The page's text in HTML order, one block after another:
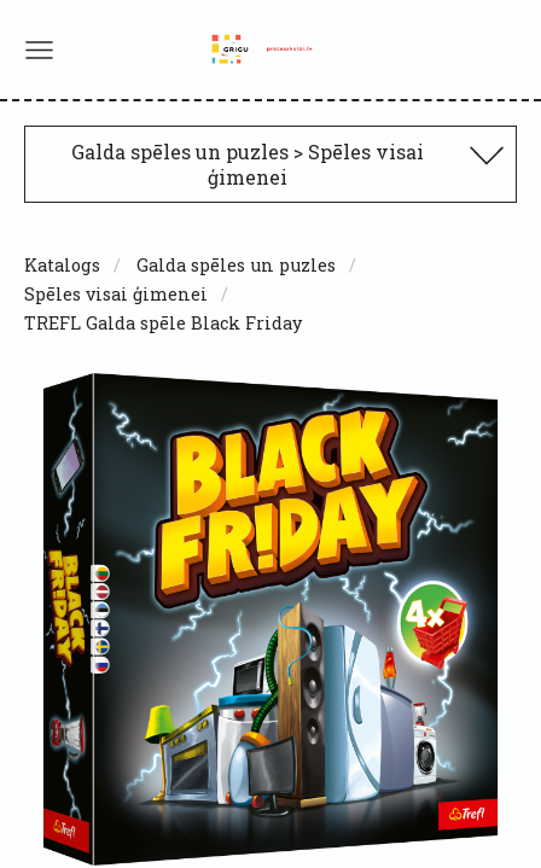
Galda spēles un puzles > Spēles visai
ģimenei
Katalogs
Galda spēles un puzles
Spēles visai ģimenei
TREFL Galda spēle Black Friday